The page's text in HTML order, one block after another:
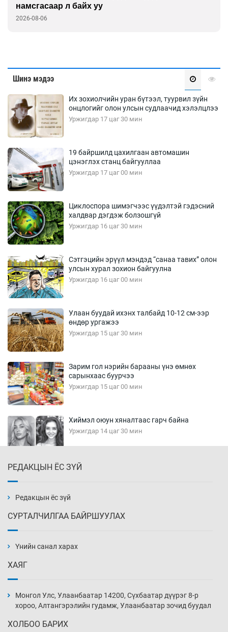
намсгасаар л байх уу
2026-08-06
Шинэ мэдээ
Их зохиолчийн уран бүтээл, туурвил зүйн
онцлогийг олон улсын судлаачид хэлэлцлээ
Уржигдар 17 цаг 30 мин
19 байршилд цахилгаан автомашин
цэнэглэх станц байгууллаа
Уржигдар 17 цаг 00 мин
Циклоспора шимэгчээс үүдэлтэй гэдэсний
халдвар дэгдэж болзошгүй
Уржигдар 16 цаг 30 мин
Сэтгэцийн эрүүл мэндэд “санаа тавих” олон
улсын хурал зохион байгуулна
Уржигдар 16 цаг 00 мин
Улаан буудай ихэнх талбайд 10-12 см-ээр
өндөр ургажээ
Уржигдар 15 цаг 30 мин
Зарим гол нэрийн барааны үнэ өмнөх
сарынхаас буурчээ
Уржигдар 15 цаг 00 мин
Хиймэл оюун хяналтаас гарч байна
Уржигдар 14 цаг 30 мин
Уржигдар 14 цаг 00 мин
нэмэгджээ
Уржигдар 13 цаг 30 мин
РЕДАКЦЫН ЁС ЗҮЙ
Редакцын ёс зүй
СУРТАЛЧИЛГАА БАЙРШУУЛАХ
Үнийн санал харах
ХАЯГ
Монгол Улс, Улаанбаатар 14200, Сүхбаатар дүүрэг 8-р
хороо, Алтангэрэлийн гудамж, Улаанбаатар зочид буудал
ХОЛБОО БАРИХ